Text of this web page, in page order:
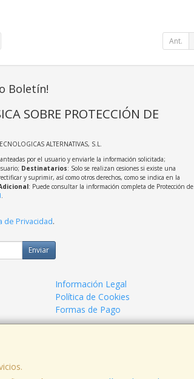
Ant.
Boletín!
SOBRE PROTECCIÓN DE
ALTERNATIVAS, S.L.
por el usuario y enviarle la información solicitada;
Destinatarios: Solo se realizan cesiones si existe una
y suprimir, así como otros derechos, como se indica en la
: Puede consultar la información completa de Protección de
.
de Privacidad.
Enviar
Información Legal
Política de Cookies
Formas de Pago